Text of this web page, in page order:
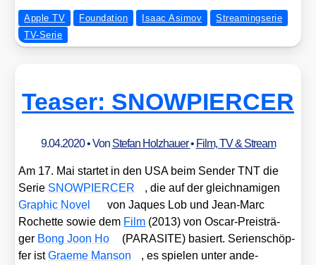
Apple TV Foundation Isaac Asimov
Streamingserie
TV-Serie
Teaser: SNOWPIERCER
9.04.2020• Von Stefan Holzhauer• Film, TV & Stream
Am 17. Mai star­tet in den USA beim Sen­der TNT die
Serie SNOWPIERCER
, die auf der gleich­na­mi­gen
Gra­phic Novel
von Jaques Lob und Jean-Marc
Rochet­te sowie dem Film (2013) von Oscar-Preis­trä­
ger Bong Joon Ho
(PARASITE) basiert. Seri­en­schöp­
fer istGrae­me Man­son
, es spie­len unter ande­